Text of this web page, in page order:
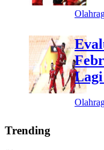
Lagi
Trending